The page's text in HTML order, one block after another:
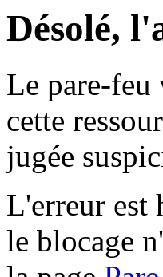
Désolé,
Le pare-feu
cette
jugée
L'erreur est
le blocage